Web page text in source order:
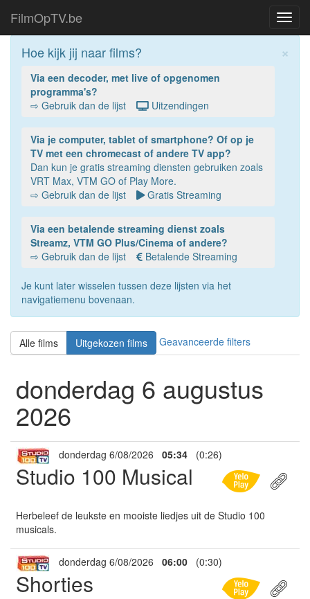
FilmOpTV.be
×
Hoe kijk jij naar films?
Via een decoder, met live of opgenomen
programma's?
⇨ Gebruik dan de lijst
Uitzendingen
Via je computer, tablet of smartphone? Of op je
TV met een chromecast of andere TV app?
Dan kun je gratis streaming diensten gebruiken zoals
VRT Max, VTM GO of Play More.
⇨ Gebruik dan de lijst
Gratis Streaming
Via een betalende streaming dienst zoals
Streamz, VTM GO Plus/Cinema of andere?
⇨ Gebruik dan de lijst
Betalende Streaming
Je kunt later wisselen tussen deze lijsten via het
navigatiemenu bovenaan.
Alle films Uitgekozen films Geavanceerde filters
donderdag 6 augustus
2026
donderdag 6/08/2026 05:34 (0:26)
Studio 100 Musical
Herbeleef de leukste en mooiste liedjes uit de Studio 100
musicals.
donderdag 6/08/2026 06:00 (0:30)
Shorties